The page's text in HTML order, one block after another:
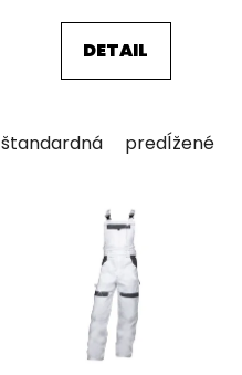
skrátené
DETAIL
štandardná predĺžené